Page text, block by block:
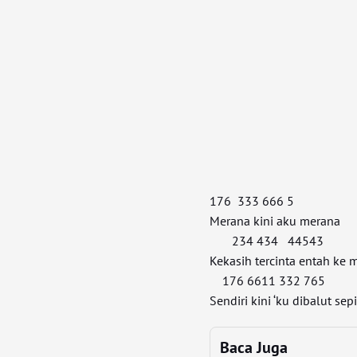
176 333 666 5
Merana kini aku merana
234 434 44543
Kekasih tercinta entah ke
176 6611 332 765
Sendiri kini ‘ku dibalut sepi
Baca Juga